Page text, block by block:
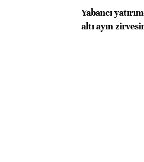
Yabancı
altı ayın